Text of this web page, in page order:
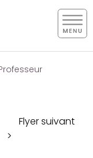
Flyer suivant
>